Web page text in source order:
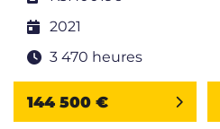
2021
3 470 heures
144 500 €